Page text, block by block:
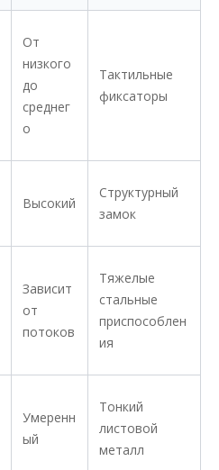
От
низкого
до
среднег
о
Тактильные
фиксаторы
Высокий
Структурный
замок
Зависит
от
потоков
Тяжелые
стальные
приспособлен
ия
Умеренн
ый
Тонкий
листовой
металл